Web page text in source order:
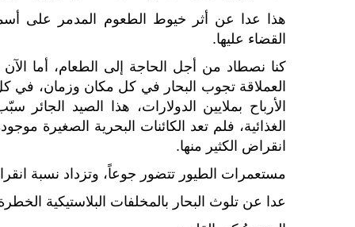
هذا عدا عن أثر خيوط الطعوم المدمر على
القضاء عليها.
كنا نصطاد من أجل الحاجة إلى الطعام، أما
العملاقة تجوب البحار في كل مكان وزمان، في
الأرباح بملايين الدولارات، هذا الصيد
الغذائية، فلم تعد الكائنات البحرية الصغيرة
انقراض الكثير منها.
مستعمرات الطيور تتضور جوعاً، وتزداد نسبة
عدا عن تلوث البحار بالمخلفات البلاستيكية